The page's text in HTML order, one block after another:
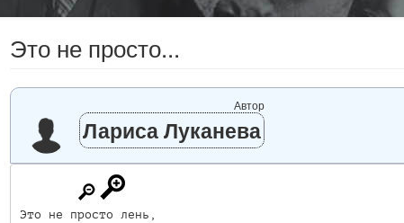
Это не просто...
Автор
Лариса Луканева
Это не просто лень,